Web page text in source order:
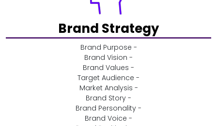
Brand Strategy
- Brand Purpose
- Brand Vision
- Brand Values
- Target Audience
- Market Analysis
- Brand Story
- Brand Personality
- Brand Voice